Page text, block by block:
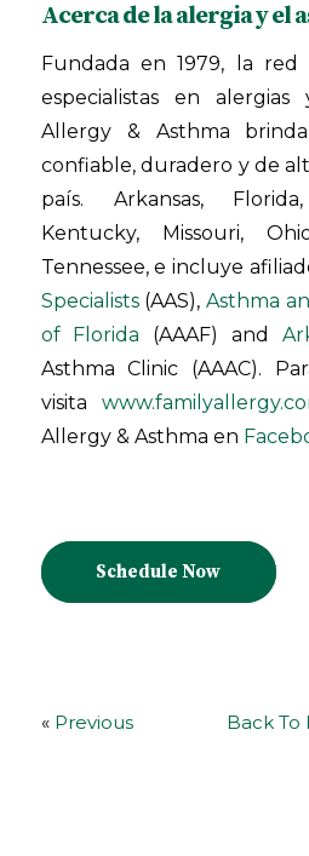
Acerca de la alergia y el
Fundada en 1979, la
especialistas en
Allergy & Asthma
confiable, duradero y de
país. Arkansas,
Kentucky, Missouri,
Tennessee, e incluye
Specialists(AAS),Asthma
of Florida (AAAF) and
Asthma Clinic (AAAC).
visita
Allergy & Asthma en
Schedule Now
« Previous Back To